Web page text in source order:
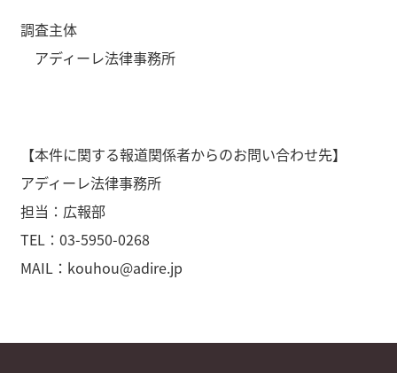
調査主体
アディーレ法律事務所
【本件に関する報道関係者からのお問い合わせ先】
アディーレ法律事務所
担当：広報部
TEL：03-5950-0268
MAIL：kouhou@adire.jp